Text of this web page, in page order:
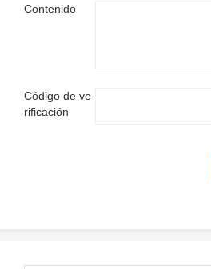
Contenido
Código de ve
rificación